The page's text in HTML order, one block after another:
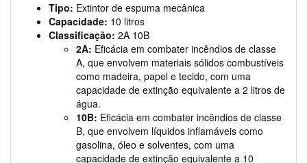
Tipo: Extintor de espuma mecânica
Capacidade: 10 litros
Classificação: 2A 10B
2A: Eficácia em combater incêndios de classe
A, que envolvem materiais sólidos combustíveis
como madeira, papel e tecido, com uma
capacidade de extinção equivalente a 2 litros de
água.
10B: Eficácia em combater incêndios de classe
B, que envolvem líquidos inflamáveis como
gasolina, óleo e solventes, com uma
capacidade de extinção equivalente a 10